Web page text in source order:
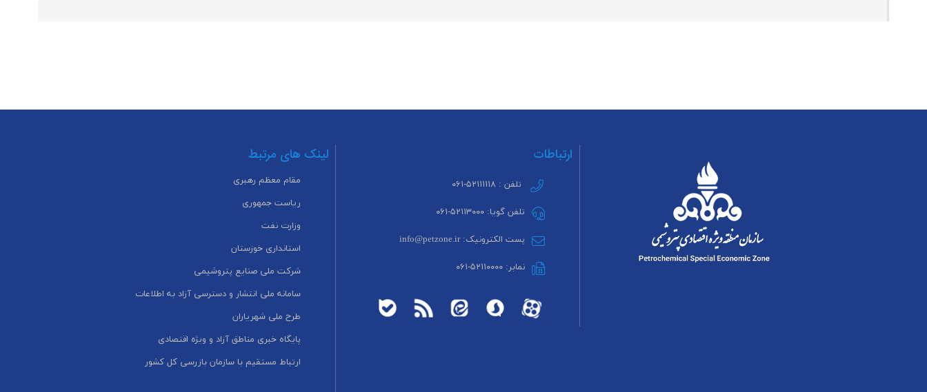
ارتباطات
تلفن : ۵۲۱۱۱۱۱۸-۰۶۱
تلفن گویا: ۵۲۱۱۳۰۰۰-۰۶۱
پست الکترونیک: info@petzone.ir
نمابر: ۵۲۱۱۰۰۰۰-۰۶۱
لینک های مرتبط
مقام معظم رهبری
ریاست جمهوری
وزارت نفت
استانداری خوزستان
شرکت ملی صنایع پتروشیمی
سامانه ملی انتشار و دسترسی آزاد به اطلاعات
طرح ملی شهریاران
پایگاه خبری مناطق آزاد و ویژه اقتصادی
ارتباط مستقیم با سازمان بازرسی کل کشور